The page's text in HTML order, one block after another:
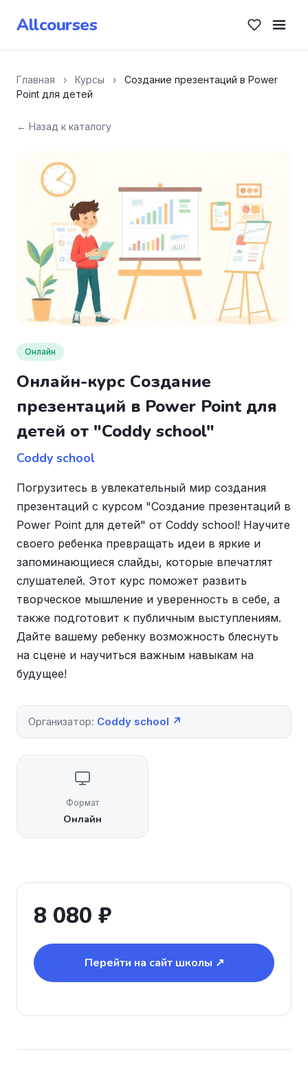
Allcourses
Главная › Курсы ›
Создание презентаций в Power
Point для детей
← Назад к каталогу
Онлайн
Онлайн-курс Создание
презентаций в Power Point для
детей от "Coddy school"
Coddy school
Погрузитесь в увлекательный мир создания
презентаций с курсом "Создание презентаций в
Power Point для детей" от Coddy school! Научите
своего ребенка превращать идеи в яркие и
запоминающиеся слайды, которые впечатлят
слушателей. Этот курс поможет развить
творческое мышление и уверенность в себе, а
также подготовит к публичным выступлениям.
Дайте вашему ребенку возможность блеснуть
на сцене и научиться важным навыкам на
будущее!
Организатор: Coddy school ↗
Формат
Онлайн
8 080 ₽
Перейти на сайт школы ↗